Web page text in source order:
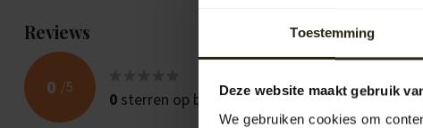
Toestemming
Deze website maakt gebruik
We gebruiken cookies om
Reviews
0 /5
0 sterren op basis van0beoordelingen